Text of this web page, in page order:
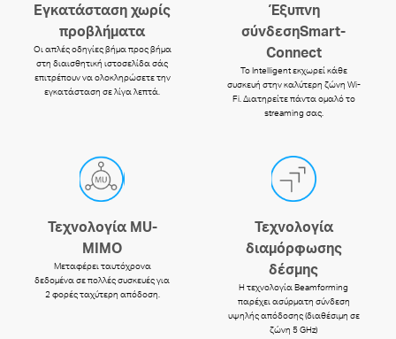
Εγκατάσταση χωρίς
προβλήματα
Οι απλές οδηγίες βήμα προς βήμα
στη διαισθητική ιστοσελίδα σάς
επιτρέπουν να ολοκληρώσετε την
εγκατάσταση σε λίγα λεπτά.
Έξυπνη
σύνδεσηSmart-
Connect
Το Intelligent εκχωρεί κάθε
συσκευή στην καλύτερη ζώνη Wi-
Fi.Διατηρείτε πάντα ομαλό το
streaming σας.
Τεχνολογία MU-
MIMO
Μεταφέρει ταυτόχρονα
δεδομένα σε πολλές συσκευές για
2 φορές ταχύτερη απόδοση.
Τεχνολογία
διαμόρφωσης
δέσμης
Η τεχνολογία Beamforming
παρέχει ασύρματη σύνδεση
υψηλής απόδοσης (διαθέσιμη σε
ζώνη 5 GHz)